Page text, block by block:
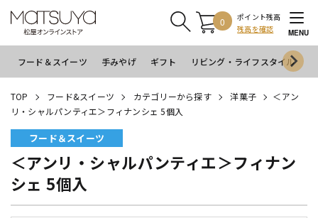
0
ポイント残高
残高を確認
MENU
フード＆スイーツ 手みやげ ギフト リビング・ライフスタイル
TOP フード&スイーツ カテゴリーから探す 洋菓子
＜アン
リ・シャルパンティエ＞フィナンシェ 5個入
フード＆スイーツ
＜アンリ・シャルパンティエ＞フィナン
シェ 5個入